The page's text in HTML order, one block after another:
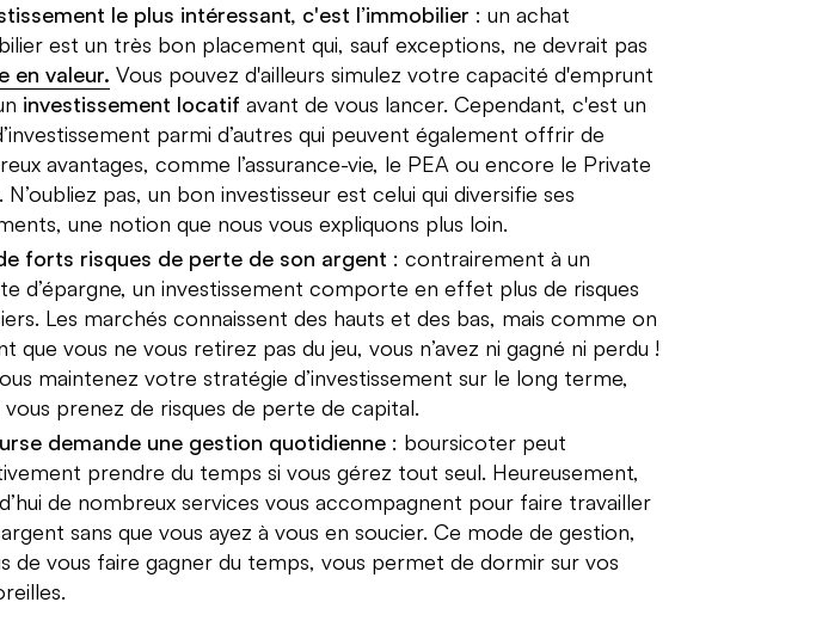
le plus intéressant, c'est l’immobilier : un achat
est un très bon placement qui, sauf exceptions, ne devrait pas
en valeur. Vous pouvez d'ailleurs simulez votre capacité d'emprunt
investissement locatif avant de vous lancer. Cependant, c'est un
parmi d’autres qui peuvent également offrir de
avantages, comme l’assurance-vie, le PEA ou encore le Private
N’oubliez pas, un bon investisseur est celui qui diversifie ses
une notion que nous vous expliquons plus loin.
forts risques de perte de son argent : contrairement à un
d’épargne, un investissement comporte en effet plus de risques
Les marchés connaissent des hauts et des bas, mais comme on
que vous ne vous retirez pas du jeu, vous n’avez ni gagné ni perdu !
maintenez votre stratégie d’investissement sur le long terme,
vous prenez de risques de perte de capital.
demande une gestion quotidienne: boursicoter peut
prendre du temps si vous gérez tout seul. Heureusement,
de nombreux services vous accompagnent pour faire travailler
sans que vous ayez à vous en soucier. Ce mode de gestion,
de vous faire gagner du temps, vous permet de dormir sur vos